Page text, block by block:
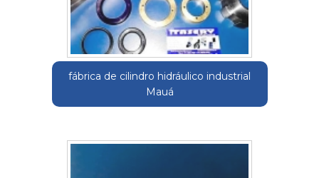
fábrica de cilindro hidráulico industrial
Mauá